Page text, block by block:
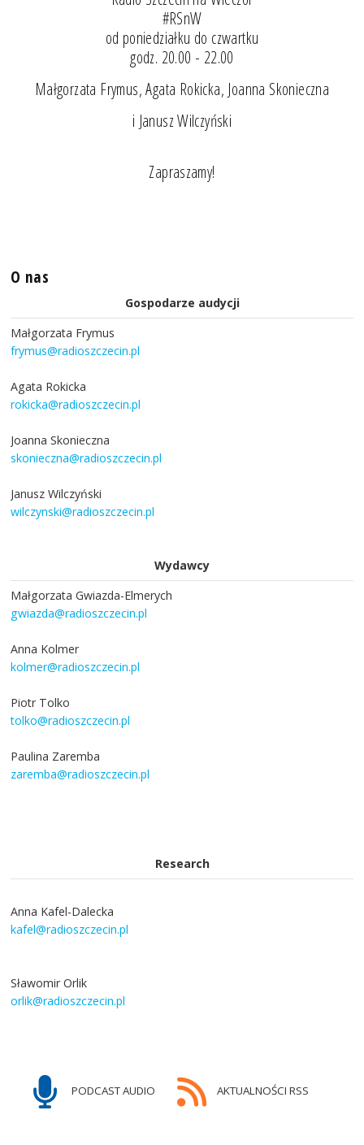
#RSnW
od poniedziałku do czwartku
godz. 20.00 - 22.00
Małgorzata Frymus, Agata Rokicka, Joanna Skonieczna
i Janusz Wilczyński
Zapraszamy!
O nas
Gospodarze audycji
Małgorzata Frymus
frymus@radioszczecin.pl
Agata Rokicka
rokicka@radioszczecin.pl
Joanna Skonieczna
skonieczna@radioszczecin.pl
Janusz Wilczyński
wilczynski@radioszczecin.pl
Wydawcy
Małgorzata Gwiazda-Elmerych
gwiazda@radioszczecin.pl
Anna Kolmer
kolmer@radioszczecin.pl
Piotr Tolko
tolko@radioszczecin.pl
Paulina Zaremba
zaremba@radioszczecin.pl
Research
Anna Kafel-Dalecka
kafel@radioszczecin.pl
Sławomir Orlik
orlik@radioszczecin.pl
PODCAST AUDIO AKTUALNOŚCI RSS